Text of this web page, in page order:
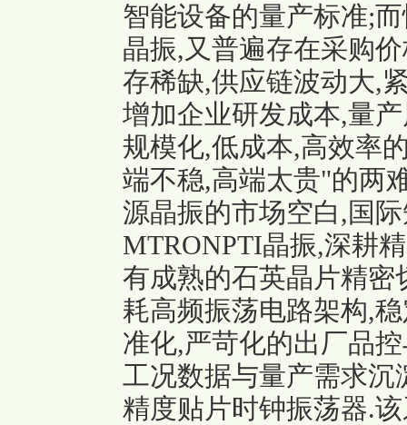
智能设备的量产标准;
晶振,又普遍存在采购
存稀缺,供应链波动大,
增加企业研发成本,量
规模化,低成本,高效率
端不稳,高端太贵"的两
源晶振的市场空白,国
MTRONPTI晶振,深耕
有成熟的石英晶片精
耗高频振荡电路架构,
准化,严苛化的出厂品
工况数据与量产需求沉
精度贴片时钟振荡器.